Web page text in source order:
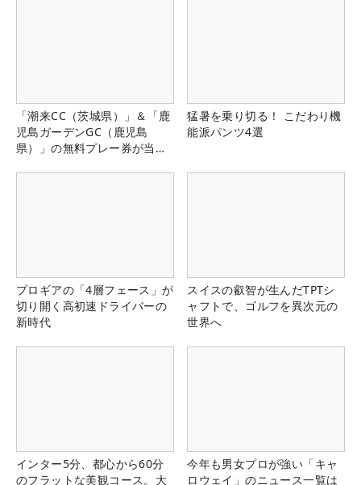
「潮来CC（茨城県）」＆「鹿
児島ガーデンGC（鹿児島
県）」の無料プレー券が当た
猛暑を乗り切る！ こだわり機
能派パンツ4選
プロギアの「4層フェース」が
切り開く高初速ドライバーの
新時代
スイスの叡智が生んだTPTシ
ャフトで、ゴルフを異次元の
世界へ
インター5分、都心から60分
のフラットな美観コース。大
今年も男女プロが強い「キャ
ロウェイ」のニュース一覧は